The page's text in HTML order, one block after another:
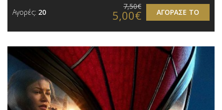
Αγορές: 20 ΑΓΟΡΑΣΕ ΤΟ
7,50€
5,00€